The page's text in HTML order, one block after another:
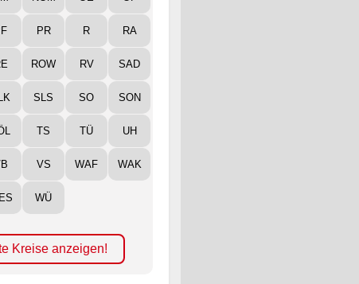
PR R RA
ROW RV SAD
SLS SO SON
TS TÜ UH
VS WAF WAK
WÜ
Kreise anzeigen!